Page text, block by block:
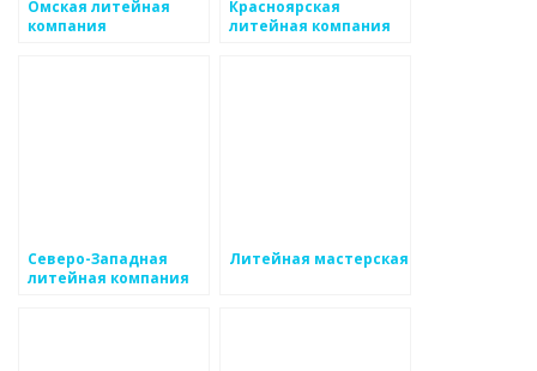
Омская литейная
компания
Красноярская
литейная компания
Северо-Западная
литейная компания
Литейная мастерская